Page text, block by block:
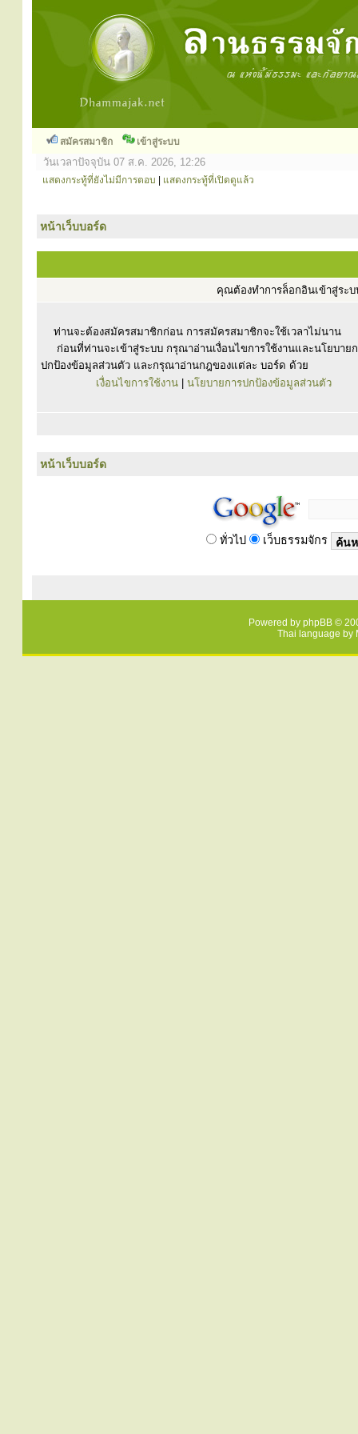
สมัครสมาชิก เข้าสู่ระบบ
วันเวลาปัจจุบัน 07 ส.ค. 2026, 12:26
แสดงกระทู้ที่ยังไม่มีการตอบ แสดงกระทู้ที่เปิดดูแล้ว
หน้าเว็บบอร์ด
คุณต้องทำการล็อกอินเข้าสู่ระ
ท่านจะต้องสมัครสมาชิกก่อน การสมัครสมาชิกจะใช้เวลาไม่นาน
ก่อนที่ท่านจะเข้าสู่ระบบ กรุณาอ่านเงื่อนไขการใช้งานและนโยบาย
ปกป้องข้อมูลส่วนตัว และกรุณาอ่านกฎของแต่ละ บอร์ด ด้วย
เงื่อนไขการใช้งาน
นโยบายการปกป้องข้อมูลส่วนตัว
หน้าเว็บบอร์ด
ทั่วไป เว็บธรรมจักร
Powered by phpBB ©
Thai language by